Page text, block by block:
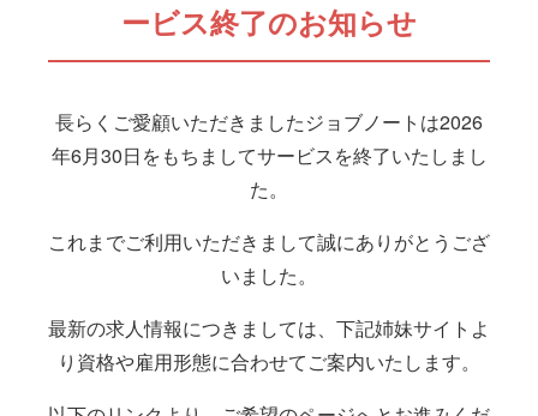
ービス終了のお知らせ
長らくご愛顧いただきましたジョブノートは2026
年6月30日をもちましてサービスを終了いたしまし
た。
これまでご利用いただきまして誠にありがとうござ
いました。
最新の求人情報につきましては、下記姉妹サイトよ
り資格や雇用形態に合わせてご案内いたします。